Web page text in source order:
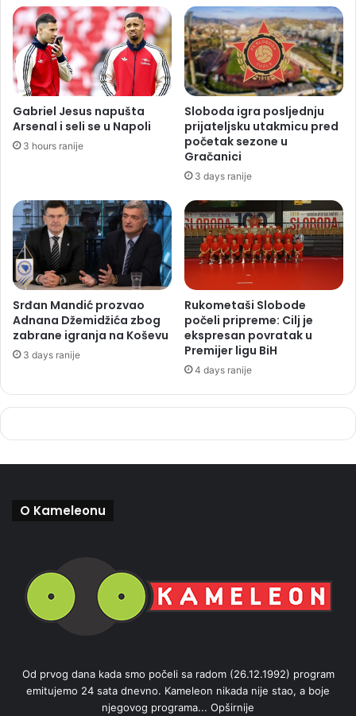
Gabriel Jesus napušta
Arsenal i seli se u Napoli
3 hours ranije
Sloboda igra posljednju
prijateljsku utakmicu pred
početak sezone u
Gračanici
3 days ranije
Srđan Mandić prozvao
Adnana Džemidžića zbog
zabrane igranja na Koševu
3 days ranije
Rukometaši Slobode
počeli pripreme: Cilj je
ekspresan povratak u
Premijer ligu BiH
4 days ranije
O Kameleonu
Od prvog dana kada smo počeli sa radom (26.12.1992) program
emitujemo 24 sata dnevno. Kameleon nikada nije stao, a boje
njegovog programa... Opširnije